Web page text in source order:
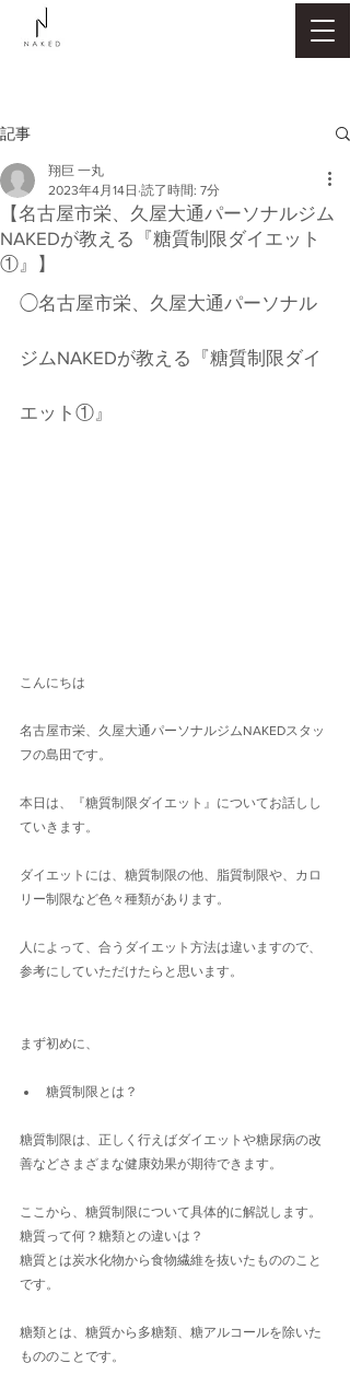
記事
【名古屋市栄、久屋大通パーソナルジム
NAKEDが教える『糖質制限ダイエット
①』】
翔巨 一丸
2023年4月14日 読了時間: 7分
◯名古屋市栄、久屋大通パーソナル
ジムNAKEDが教える『糖質制限ダイ
エット①』
こんにちは
名古屋市栄、久屋大通パーソナルジムNAKEDスタッ
フの島田です。
本日は、『糖質制限ダイエット』についてお話しし
ていきます。
ダイエットには、糖質制限の他、脂質制限や、カロ
リー制限など色々種類があります。
人によって、合うダイエット方法は違いますので、
参考にしていただけたらと思います。
まず初めに、
糖質制限とは？
糖質制限は、正しく行えばダイエットや糖尿病の改
善などさまざまな健康効果が期待できます。
ここから、糖質制限について具体的に解説します。
糖質って何？糖類との違いは？
糖質とは炭水化物から食物繊維を抜いたもののこと
です。
糖類とは、糖質から多糖類、糖アルコールを除いた
もののことです。